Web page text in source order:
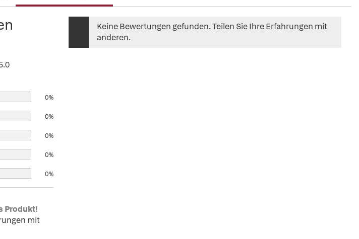
0%
0%
0%
0%
0%
Produkt!
mit
Keine Bewertungen gefunden. Teilen Sie Ihre Erfahrungen mit
anderen.